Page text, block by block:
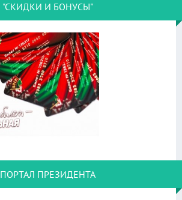
"СКИДКИ И БОНУСЫ"
ПОРТАЛ ПРЕЗИДЕНТА